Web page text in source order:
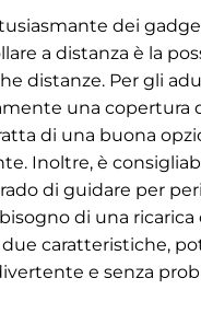
dei
a distanza è la
distanze. Per gli
una copertura
di una buona
Inoltre, è
di guidare per
di una ricarica
due caratteristiche,
e senza